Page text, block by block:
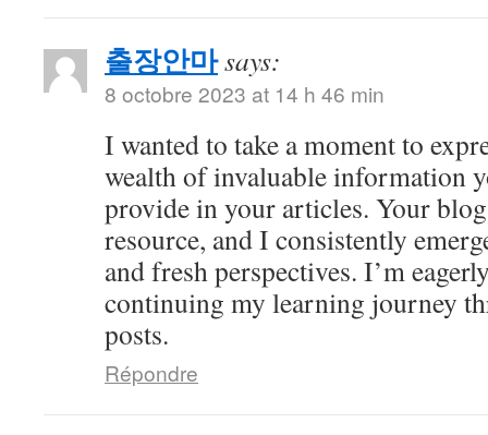
출장안마says:
8 octobre 2023 at 14 h 46 min
I wanted to take a moment to
wealth of invaluable information
provide in your articles. Your
resource, and I consistently
and fresh perspectives. I’m
continuing my learning journey
posts.
Répondre